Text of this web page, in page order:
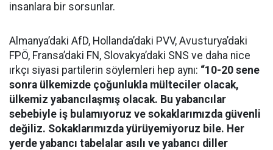
insanlara bir sorsunlar.
Almanya’daki AfD, Hollanda’daki PVV, Avusturya’daki
FPÖ, Fransa’daki FN, Slovakya’daki SNS ve daha nice
ırkçı siyasi partilerin söylemleri hep aynı: “10-20 sene
sonra ülkemizde çoğunlukla mülteciler olacak,
ülkemiz yabancılaşmış olacak. Bu yabancılar
sebebiyle iş bulamıyoruz ve sokaklarımızda güvenli
değiliz. Sokaklarımızda yürüyemiyoruz bile. Her
yerde yabancı tabelalar asılı ve yabancı diller